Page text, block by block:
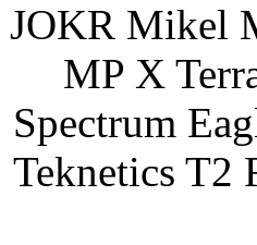
JOKR Mikel
MP X
Spectrum
Teknetics T2